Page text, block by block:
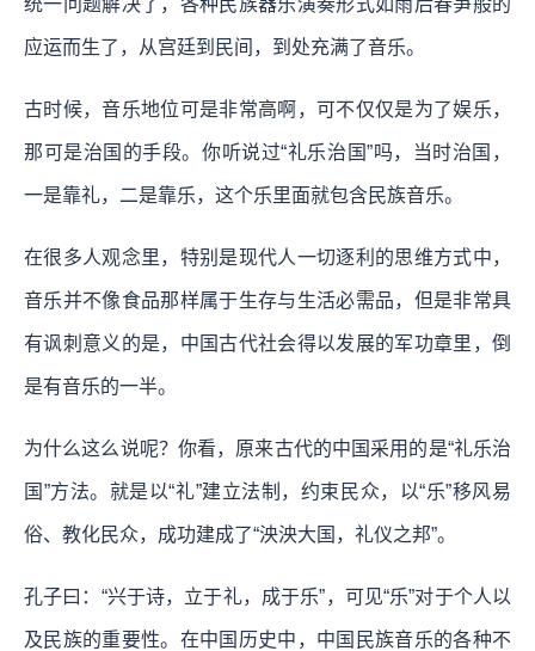
应运而生了，从宫廷到民间，到处充满了音乐。
古时候，音乐地位可是非常高啊，可不仅仅是为了娱乐，
那可是治国的手段。你听说过“礼乐治国”吗，当时治国，
一是靠礼，二是靠乐，这个乐里面就包含民族音乐。
在很多人观念里，特别是现代人一切逐利的思维方式中，
音乐并不像食品那样属于生存与生活必需品，但是非常具
有讽刺意义的是，中国古代社会得以发展的军功章里，倒
是有音乐的一半。
为什么这么说呢？你看，原来古代的中国采用的是“礼乐治
国”方法。就是以“礼”建立法制，约束民众，以“乐”移风易
俗、教化民众，成功建成了“泱泱大国，礼仪之邦”。
孔子曰：“兴于诗，立于礼，成于乐”，可见“乐”对于个人以
及民族的重要性。在中国历史中，中国民族音乐的各种不